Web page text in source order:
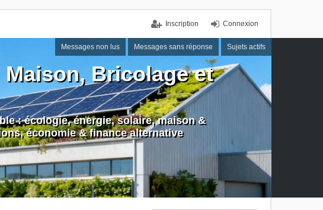
Connexion
Inscription
Messages non lus Messages sans réponse Sujets actifs
Bricolage et
: écologie, énergie, solaire, maison &
économie & finance alternative